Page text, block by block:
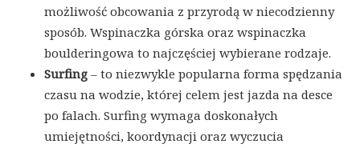
możliwość obcowania z przyrodą w niecodzienny
sposób. Wspinaczka górska oraz wspinaczka
boulderingowa to najczęściej wybierane rodzaje.
Surfing – to niezwykle popularna forma spędzania
czasu na wodzie, której celem jest jazda na desce
po falach. Surfing wymaga doskonałych
umiejętności, koordynacji oraz wyczucia